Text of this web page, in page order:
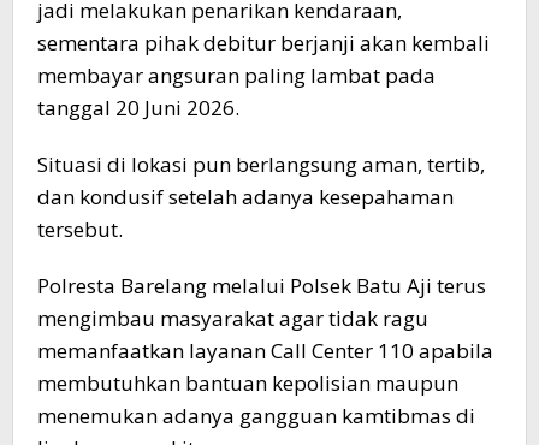
jadi melakukan penarikan kendaraan,
sementara pihak debitur berjanji akan kembali
membayar angsuran paling lambat pada
tanggal 20 Juni 2026.
Situasi di lokasi pun berlangsung aman, tertib,
dan kondusif setelah adanya kesepahaman
tersebut.
Polresta Barelang melalui Polsek Batu Aji terus
mengimbau masyarakat agar tidak ragu
memanfaatkan layanan Call Center 110 apabila
membutuhkan bantuan kepolisian maupun
menemukan adanya gangguan kamtibmas di